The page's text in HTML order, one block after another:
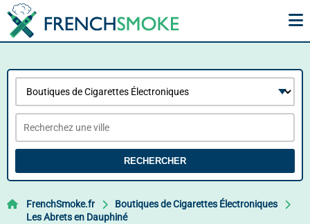
RECHERCHER
FrenchSmoke.fr
Boutiques de Cigarettes Électroniques
Les Abrets en Dauphiné